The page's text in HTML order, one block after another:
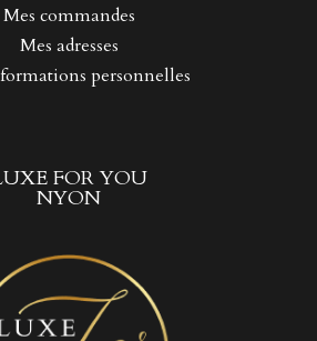
Mes commandes
Mes adresses
personnelles
FOR YOU
NYON